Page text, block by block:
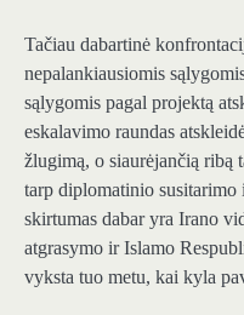
Tačiau dabartinė
nepalankiausiomis
sąlygomis pagal projektą
eskalavimo raundas
žlugimą, o siaurėjančią ribą
tarp diplomatinio
skirtumas dabar yra Irano
atgrasymo ir Islamo
vyksta tuo metu, kai kyla